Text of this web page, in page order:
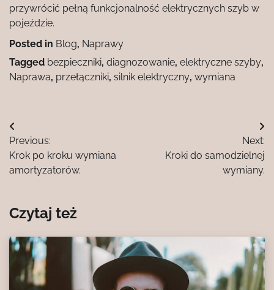
przywrócić pełną funkcjonalność elektrycznych szyb w
pojeździe.
Posted in Blog, Naprawy
Tagged bezpieczniki, diagnozowanie, elektryczne szyby,
Naprawa, przełączniki, silnik elektryczny, wymiana
Nawigacja
wpisu
Previous:
Krok po kroku wymiana
amortyzatorów.
Next:
Kroki do samodzielnej
wymiany.
Czytaj też